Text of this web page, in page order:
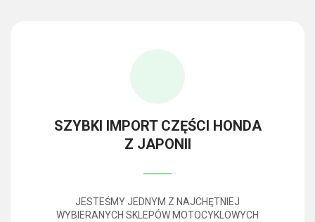
SZYBKI IMPORT CZĘŚCI HONDA
Z JAPONII
JESTEŚMY JEDNYM Z NAJCHĘTNIEJ
WYBIERANYCH SKLEPÓW MOTOCYKLOWYCH